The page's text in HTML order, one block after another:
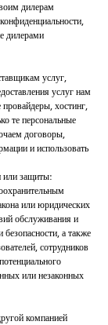
дилерам
дилерами
услуг,
услуг нам
хостинг,
те персональные
договоры,
и использовать
или защиты:
или юридических
обслуживания и
а также
сотрудников
или незаконных
компанией